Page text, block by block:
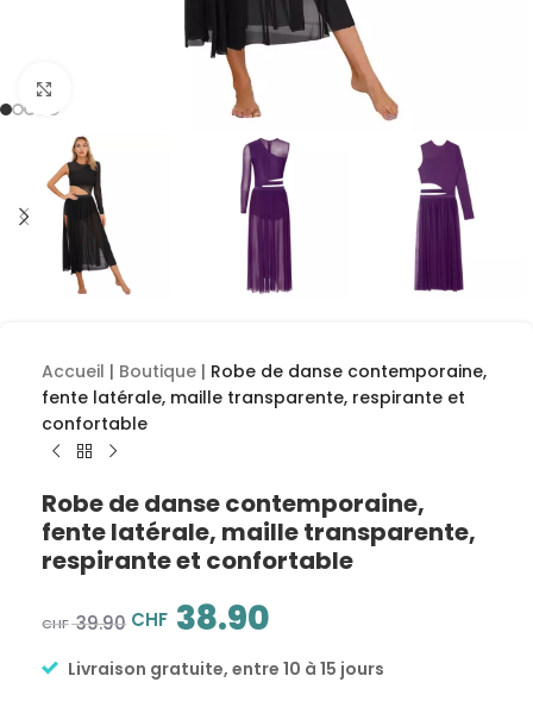
Cliquez pour agrandir
Accueil | Boutique | Robe de danse contemporaine,
fente latérale, maille transparente, respirante et
confortable
Robe de danse contemporaine,
fente latérale, maille transparente,
respirante et confortable
CHF39.90 CHF 38.90
Livraison gratuite, entre 10 à 15 jours